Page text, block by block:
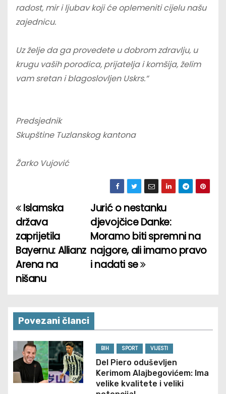
radost, mir i ljubav koji će oplemeniti cijelu našu
zajednicu.
Uz želje da ga provedete u dobrom zdravlju, u
krugu vaših porodica, prijatelja i komšija, želim
vam sretan i blagoslovljen Uskrs.“
Predsjednik
Skupštine Tuzlanskog kantona
Žarko Vujović
P
o
s
t
a
v
i
g
Jurić o nestanku
djevojčice Danke:
Moramo biti spremni na
najgore, ali imamo pravo
i nadati se
Islamska
država
zaprijetila
Bayernu: Allianz
Arena na
nišanu
Povezani članci
BIH SPORT VIJESTI
Del Piero oduševljen
Kerimom Alajbegovićem: Ima
velike kvalitete i veliki